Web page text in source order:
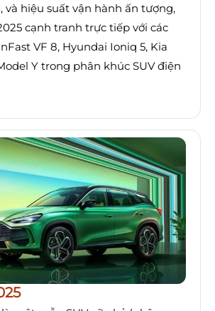
và hiệu suất vận hành ấn tượng,
cạnh tranh trực tiếp với các
VF 8, Hyundai Ioniq 5, Kia
Y trong phân khúc SUV điện